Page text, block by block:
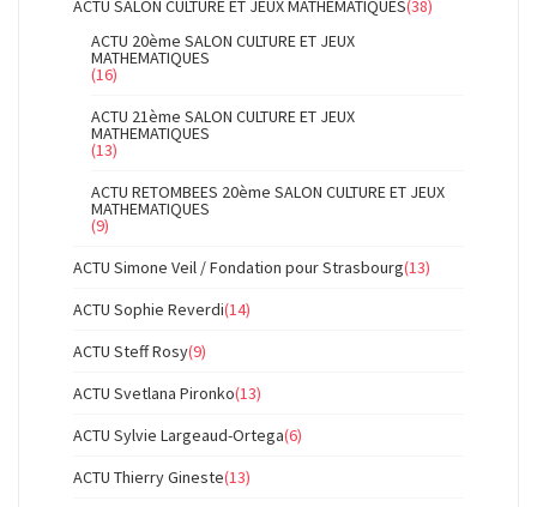
ACTU SALON CULTURE ET JEUX MATHEMATIQUES(38)
ACTU 20ème SALON CULTURE ET JEUX
MATHEMATIQUES
(16)
ACTU 21ème SALON CULTURE ET JEUX
MATHEMATIQUES
(13)
ACTU RETOMBEES 20ème SALON CULTURE ET JEUX
MATHEMATIQUES
(9)
ACTU Simone Veil / Fondation pour Strasbourg(13)
ACTU Sophie Reverdi(14)
ACTU Steff Rosy(9)
ACTU Svetlana Pironko(13)
ACTU Sylvie Largeaud-Ortega(6)
ACTU Thierry Gineste(13)